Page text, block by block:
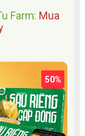
Farm: Mua
50%